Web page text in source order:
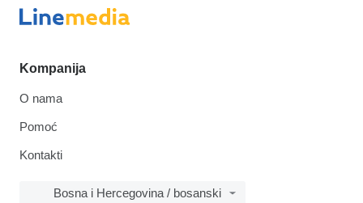
Kompanija
O nama
Pomoć
Kontakti
Bosna i Hercegovina / bosanski